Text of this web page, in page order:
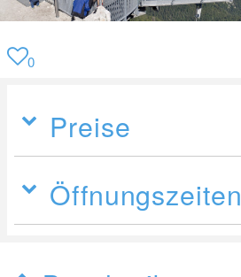
0
Preise
Öffnungszeiten